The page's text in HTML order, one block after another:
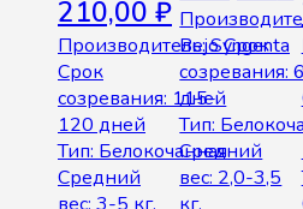
210,00 ₽
Производитель: Syngenta
Срок
созревания: 115-
120 дней
Тип: Белокочанная
Средний
Bejo Срок
созревания:
дней
Тип:
Средний
вес: 2,0-3,5